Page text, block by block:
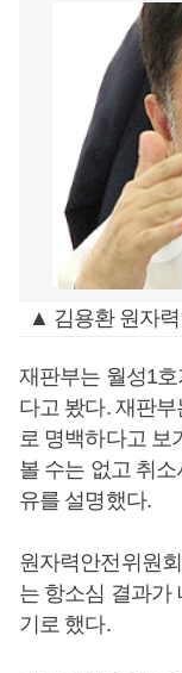
▲ 김용환 원자
재판부는 월성1
다고 봤다. 재판
로 명백하다고 보
볼 수는 없고 취
유를 설명했다.
원자력안전위원
는 항소심 결과가
기로 했다.